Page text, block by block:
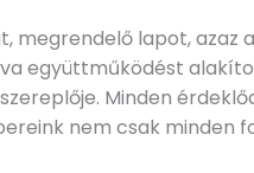
megrendelő lapot, azaz
Minden
nem csak minden